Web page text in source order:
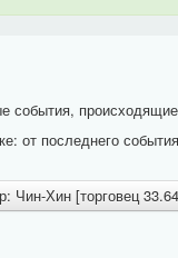
от последнего
Чин-Хин [торговец